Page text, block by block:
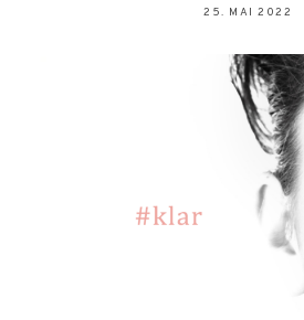
25. MAI 2022